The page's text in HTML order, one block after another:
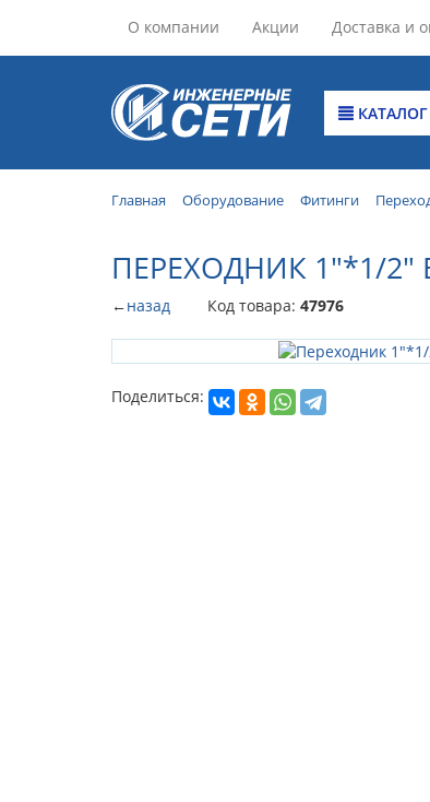
О компании Акции Доставка и
КАТАЛОГ
Главная Оборудование Фитинги
ПЕРЕХОДНИК 1"*1/2"
←назад Код товара: 47976
Поделиться: